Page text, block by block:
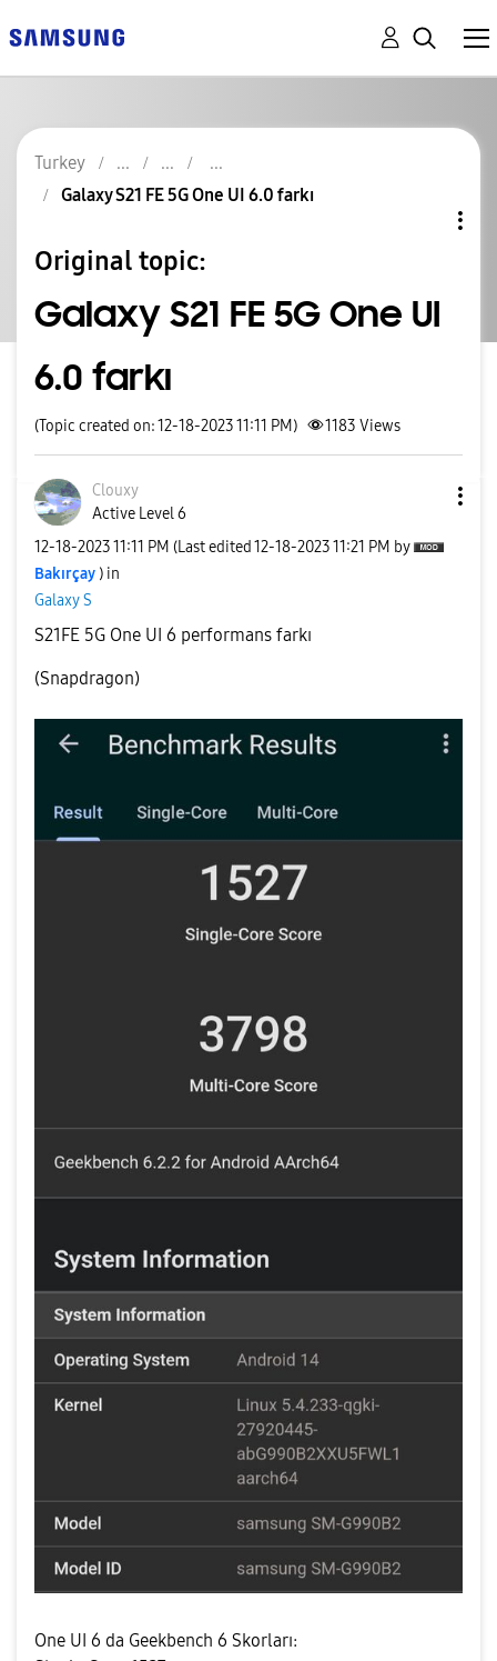
Turkey
Galaxy S21 FE 5G One UI 6.0 farkı
Original topic:
Galaxy S21 FE 5G One UI
6.0 farkı
(Topic created on: 12-18-2023 11:11 PM) 1183 Views
Clouxy
Active Level 6
‎12-18-202311:11 PM (Last edited ‎12-18-202311:21 PM by
Bakırçay ) in
Galaxy S
S21FE 5G One UI 6 performans farkı
(Snapdragon)
One UI 6 da Geekbench 6 Skorları: